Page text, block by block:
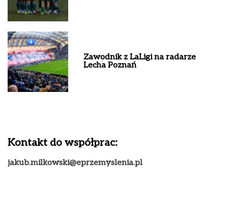
Zawodnik z LaLigi na radarze
Lecha Poznań
Kontakt do współprac:
jakub.milkowski@eprzemyslenia.pl